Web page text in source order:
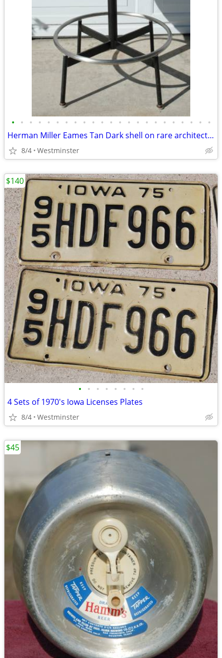
• • • • • • • • • • • • • • • • • • • • • • •
Herman Miller Eames Tan Dark shell on rare architect's drafting base.
8/4 Westminster
• • • • • • • •
4 Sets of 1970's Iowa Licenses Plates
8/4 Westminster
$140
$45